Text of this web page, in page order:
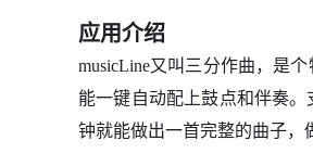
应用介绍
musicLine又叫三分作曲，是
能一键自动配上鼓点和伴奏
钟就能做出一首完整的曲子，